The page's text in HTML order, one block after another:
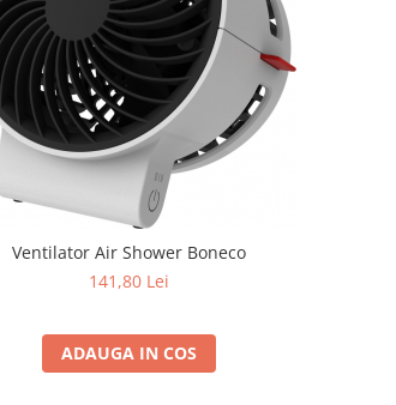
Ventilator Air Shower Boneco
141,80 Lei
ADAUGA IN COS